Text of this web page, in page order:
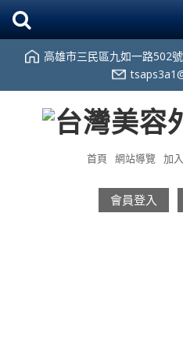
高雄市三民區九如一路502
首頁 網站導覽 加
會員登入